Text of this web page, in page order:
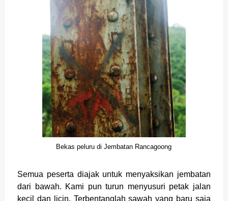
Bekas peluru di Jembatan Rancagoong
Semua peserta diajak untuk menyaksikan jembatan
dari bawah. Kami pun turun menyusuri petak jalan
kecil dan licin. Terbentanglah sawah yang baru saja